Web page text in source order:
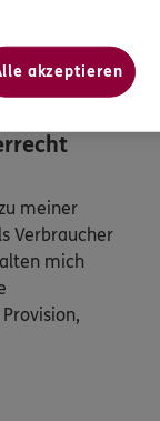
meiner
Verbraucher
mich
akzeptieren